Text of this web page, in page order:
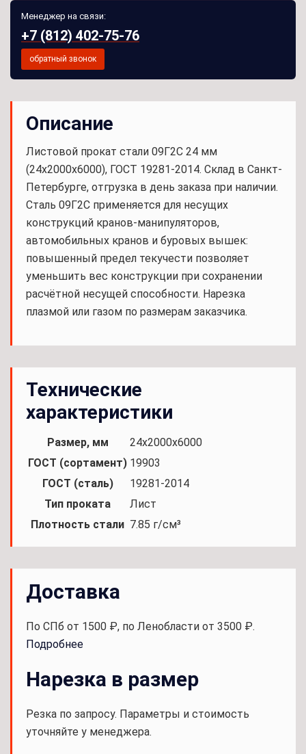
Менеджер на связи:
+7 (812) 402-75-76
обратный звонок
Описание
Листовой прокат стали 09Г2С 24 мм
(24х2000х6000), ГОСТ 19281-2014. Склад в Санкт-
Петербурге, отгрузка в день заказа при наличии.
Сталь 09Г2С применяется для несущих
конструкций кранов-манипуляторов,
автомобильных кранов и буровых вышек:
повышенный предел текучести позволяет
уменьшить вес конструкции при сохранении
расчётной несущей способности. Нарезка
плазмой или газом по размерам заказчика.
Технические
характеристики
Размер, мм
24х2000х6000
ГОСТ (сортамент) 19903
ГОСТ (сталь)
19281-2014
Тип проката
Лист
Плотность стали 7.85 г/см³
Доставка
По СПб от 1500 ₽, по Ленобласти от 3500 ₽.
Подробнее
Нарезка в размер
Резка по запросу. Параметры и стоимость
уточняйте у менеджера.